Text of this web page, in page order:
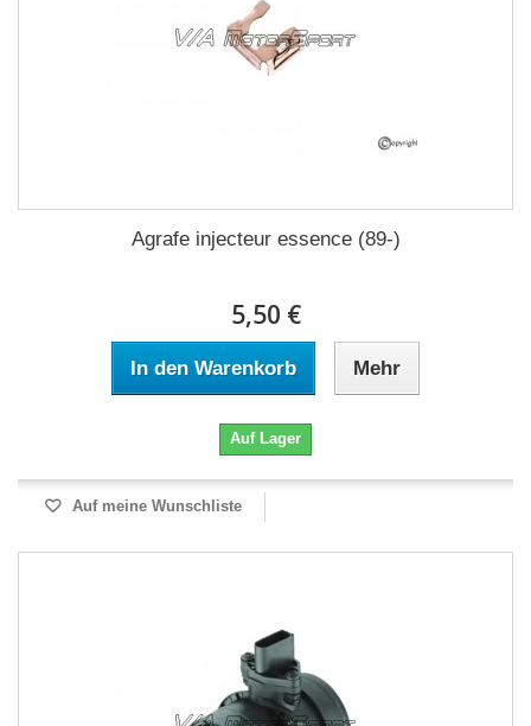
Agrafe injecteur essence (89-)
5,50 €
In den Warenkorb Mehr
Auf Lager
Auf meine Wunschliste